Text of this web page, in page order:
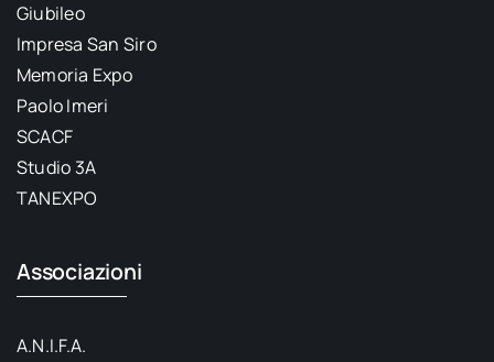
Giubileo
Impresa San Siro
Memoria Expo
Paolo Imeri
SCACF
Studio 3A
TANEXPO
Associazioni
A.N.I.F.A.